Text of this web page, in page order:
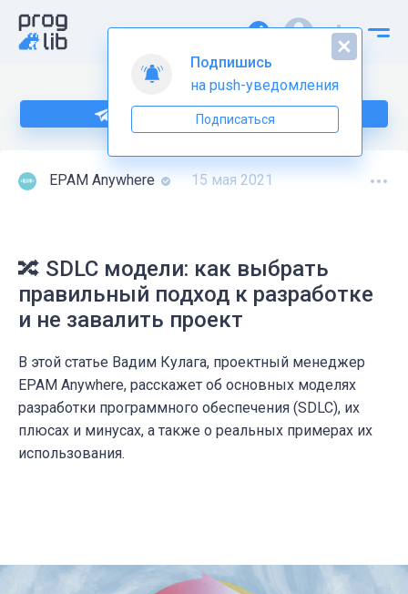
Подпишитесь на нас в Telegram
EPAM Anywhere 15 мая 2021
🔀 SDLC модели: как выбрать
правильный подход к разработке
и не завалить проект
В этой статье Вадим Кулага, проектный менеджер
EPAM Anywhere, расскажет об основных моделях
разработки программного обеспечения (SDLC), их
плюсах и минусах, а также о реальных примерах их
использования.
Подпишись
на push-уведомления
Подписаться